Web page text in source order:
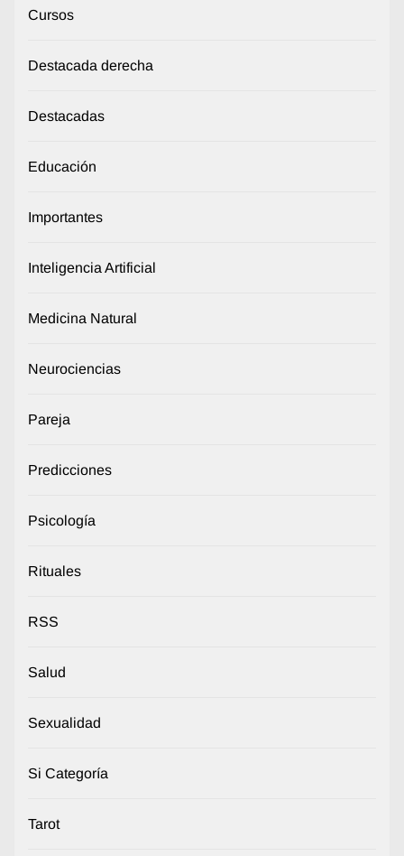
Cursos
Destacada derecha
Destacadas
Educación
Importantes
Inteligencia Artificial
Medicina Natural
Neurociencias
Pareja
Predicciones
Psicología
Rituales
RSS
Salud
Sexualidad
Si Categoría
Tarot